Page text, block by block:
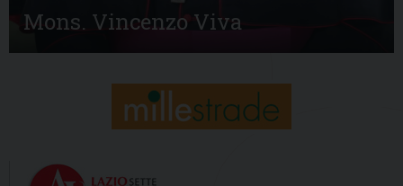
Mons. Vincenzo Viva